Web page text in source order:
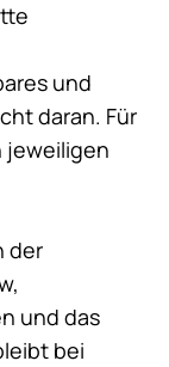
und
daran. Für
jeweiligen
der
und das
bei